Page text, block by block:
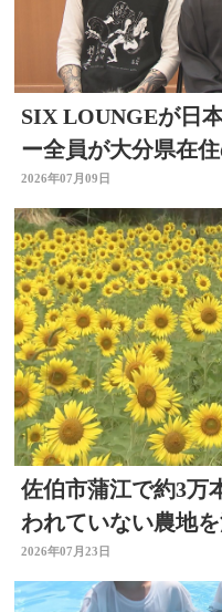
SIX LOUNGEが日
ー全員が大分県在
表敬
2026年07月09日
佐伯市蒲江で約3
われていない農地
2026年07月23日